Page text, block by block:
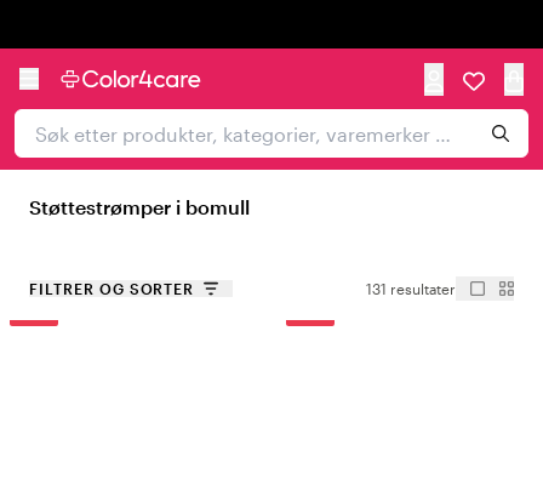
Støttestrømper i bomull
FILTRER OG SORTER 131 resultater